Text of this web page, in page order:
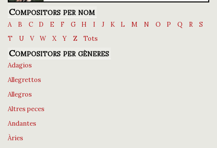
Compositors per nom
A B C D E F G H I J K L M N O P Q R
S
T
U V W X Y Z Tots
Compositors per gèneres
Adagios
Allegrettos
Allegros
Altres peces
Andantes
Àries